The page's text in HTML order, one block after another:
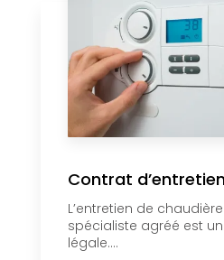
Contrat
L’entretien de
spécialiste agréé est
légale....